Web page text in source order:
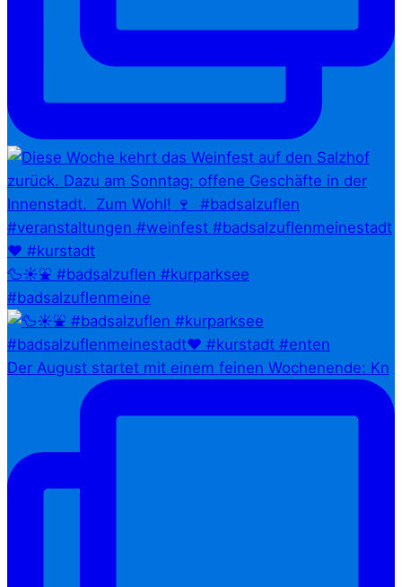
🦆☀️⛲ #badsalzuflen #kurparksee
#badsalzuflenmeine
Der August startet mit einem feinen Wochenende: Kn